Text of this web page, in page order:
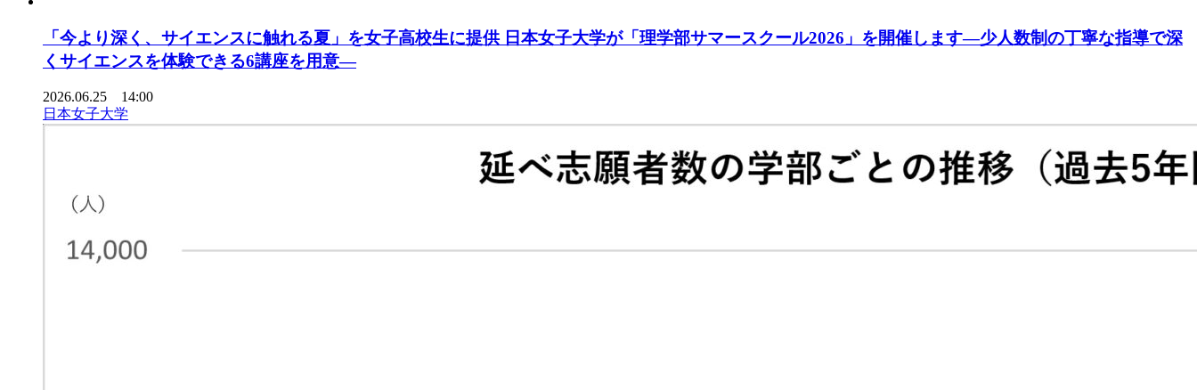
「今より深く、サイエンスに触れる夏」を女子高校生に提供 日本女子大学が「理学部サマースクール2026」を開催します―少人数制の丁寧な指導で深
くサイエンスを体験できる6講座を用意―
2026.06.25 14:00
日本女子大学